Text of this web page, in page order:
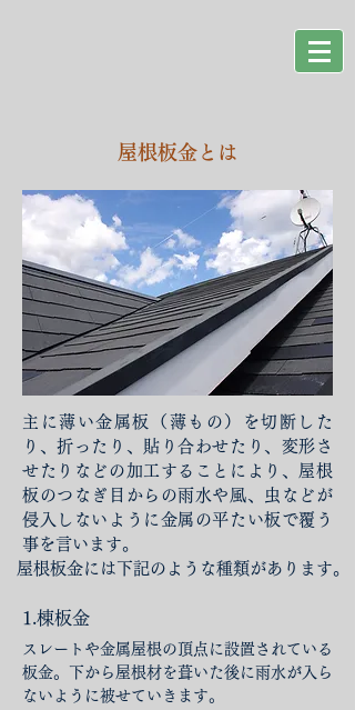
屋根板金とは
主に薄い金属板（薄もの）を切断した
り、折ったり、貼り合わせたり、変形さ
せたりなどの 加工することにより、屋根
板のつなぎ目からの雨水や風、虫などが
侵入しないように金属の平たい板で覆う
事を言います。
1.棟板金
屋根板金には下記のような種類があります。
スレートや金属屋根の頂点に設置されている
板金。下から屋根材を葺いた後に雨水が入ら
ないように被せていきます。